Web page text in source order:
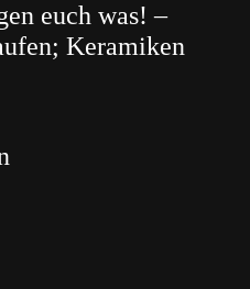
euch was! –
Keramiken